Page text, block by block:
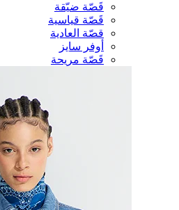
قَصّة ضيّقة
قَصّة قياسية
قصّة العادية
أوفر سايز
قَصّة مريحة